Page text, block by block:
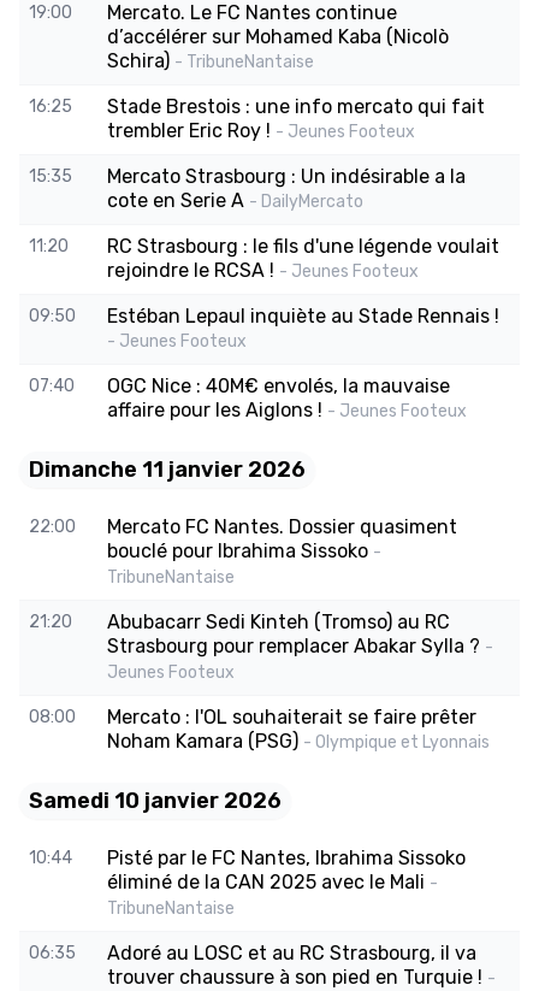
19:00
Mercato. Le FC Nantes continue
d’accélérer sur Mohamed Kaba (Nicolò
Schira) - TribuneNantaise
16:25
Stade Brestois : une info mercato qui fait
trembler Eric Roy ! - Jeunes Footeux
15:35
Mercato Strasbourg : Un indésirable a la
cote en Serie A - DailyMercato
11:20
RC Strasbourg : le fils d'une légende voulait
rejoindre le RCSA ! - Jeunes Footeux
09:50 Estéban Lepaul inquiète au Stade Rennais !
- Jeunes Footeux
07:40
OGC Nice : 40M€ envolés, la mauvaise
affaire pour les Aiglons ! - Jeunes Footeux
Dimanche 11 janvier 2026
22:00
Mercato FC Nantes. Dossier quasiment
bouclé pour Ibrahima Sissoko -
TribuneNantaise
21:20
Abubacarr Sedi Kinteh (Tromso) au RC
Strasbourg pour remplacer Abakar Sylla ? -
Jeunes Footeux
08:00
Mercato : l'OL souhaiterait se faire prêter
Noham Kamara (PSG) - Olympique et Lyonnais
Samedi 10 janvier 2026
10:44
Pisté par le FC Nantes, Ibrahima Sissoko
éliminé de la CAN 2025 avec le Mali -
TribuneNantaise
06:35
Adoré au LOSC et au RC Strasbourg, il va
trouver chaussure à son pied en Turquie ! -